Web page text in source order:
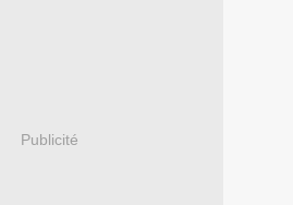
Publicité